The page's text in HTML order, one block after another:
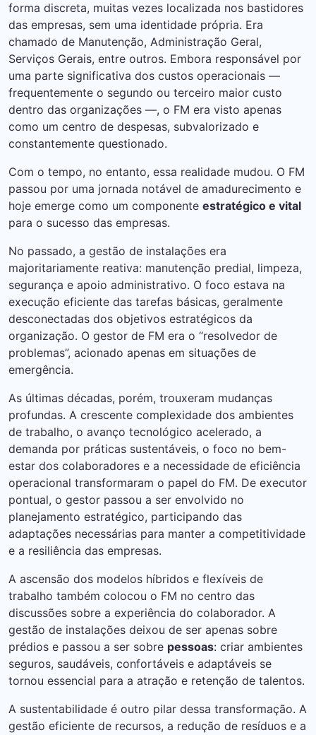
forma discreta, muitas vezes localizada nos bastidores
das empresas, sem uma identidade própria. Era
chamado de Manutenção, Administração Geral,
Serviços Gerais, entre outros. Embora responsável por
uma parte significativa dos custos operacionais —
frequentemente o segundo ou terceiro maior custo
dentro das organizações —, o FM era visto apenas
como um centro de despesas, subvalorizado e
constantemente questionado.
Com o tempo, no entanto, essa realidade mudou. O FM
passou por uma jornada notável de amadurecimento e
hoje emerge como um componente estratégico e vital
para o sucesso das empresas.
No passado, a gestão de instalações era
majoritariamente reativa: manutenção predial, limpeza,
segurança e apoio administrativo. O foco estava na
execução eficiente das tarefas básicas, geralmente
desconectadas dos objetivos estratégicos da
organização. O gestor de FM era o “resolvedor de
problemas”, acionado apenas em situações de
emergência.
As últimas décadas, porém, trouxeram mudanças
profundas. A crescente complexidade dos ambientes
de trabalho, o avanço tecnológico acelerado, a
demanda por práticas sustentáveis, o foco no bem-
estar dos colaboradores e a necessidade de eficiência
operacional transformaram o papel do FM. De executor
pontual, o gestor passou a ser envolvido no
planejamento estratégico, participando das
adaptações necessárias para manter a competitividade
e a resiliência das empresas.
A ascensão dos modelos híbridos e flexíveis de
trabalho também colocou o FM no centro das
discussões sobre a experiência do colaborador. A
gestão de instalações deixou de ser apenas sobre
prédios e passou a ser sobre pessoas: criar ambientes
seguros, saudáveis, confortáveis e adaptáveis se
tornou essencial para a atração e retenção de talentos.
A sustentabilidade é outro pilar dessa transformação. A
gestão eficiente de recursos, a redução de resíduos e a